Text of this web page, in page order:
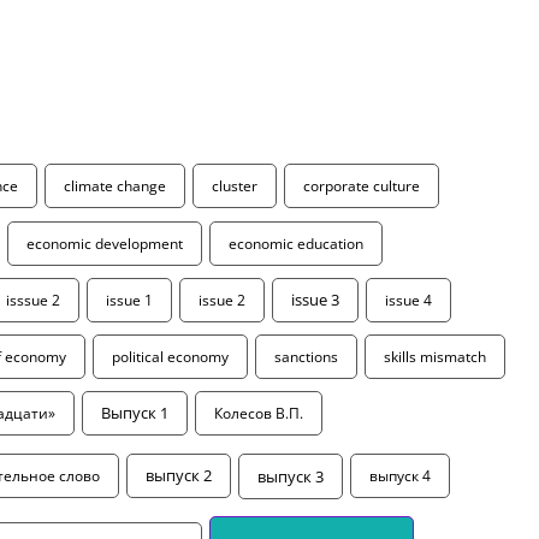
climate change cluster corporate culture
economic development economic education
isssue 2 issue 1 issue 2 issue 3 issue 4
economy political economy sanctions skills mismatch
Выпуск 1 Колесов В.П.
слово выпуск 2 выпуск 3 выпуск 4